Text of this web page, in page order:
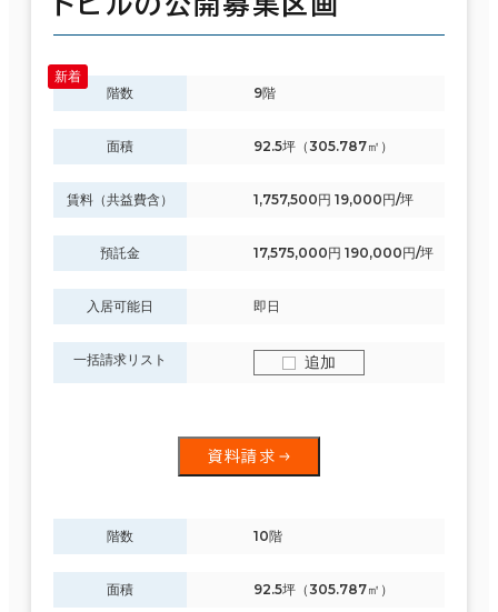
階数 9階
面積 92.5坪（305.787㎡）
賃料（共益費含） 1,757,500円 19,000円/坪
預託金 17,575,000円 190,000円/坪
入居可能日 即日
一括請求リスト 追加
資料請求
階数 10階
面積 92.5坪（305.787㎡）